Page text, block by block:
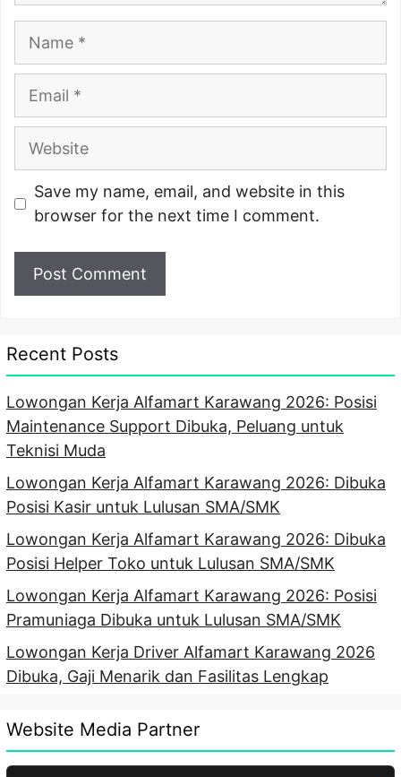
Name
Email
Website
Save my name, email, and website in this
browser for the next time I comment.
Recent Posts
Lowongan Kerja Alfamart Karawang 2026: Posisi
Maintenance Support Dibuka, Peluang untuk
Teknisi Muda
Lowongan Kerja Alfamart Karawang 2026: Dibuka
Posisi Kasir untuk Lulusan SMA/SMK
Lowongan Kerja Alfamart Karawang 2026: Dibuka
Posisi Helper Toko untuk Lulusan SMA/SMK
Lowongan Kerja Alfamart Karawang 2026: Posisi
Pramuniaga Dibuka untuk Lulusan SMA/SMK
Lowongan Kerja Driver Alfamart Karawang 2026
Dibuka, Gaji Menarik dan Fasilitas Lengkap
Website Media Partner